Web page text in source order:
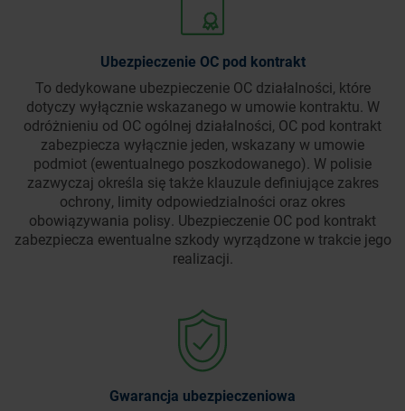
Ubezpieczenie OC pod kontrakt
To dedykowane ubezpieczenie OC działalności, które
dotyczy wyłącznie wskazanego w umowie kontraktu. W
odróżnieniu od OC ogólnej działalności, OC pod kontrakt
zabezpiecza wyłącznie jeden, wskazany w umowie
podmiot (ewentualnego poszkodowanego). W polisie
zazwyczaj określa się także klauzule definiujące zakres
ochrony, limity odpowiedzialności oraz okres
obowiązywania polisy. Ubezpieczenie OC pod kontrakt
zabezpiecza ewentualne szkody wyrządzone w trakcie jego
realizacji.
Gwarancja ubezpieczeniowa